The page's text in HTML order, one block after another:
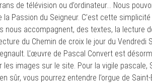
de télévision ou d’ordinateur… Nous
la Passion du Seigneur. C’est cette
nous accompagnent, des textes, la lecture
du Chemin de croix le jour du
L’œuvre de Pascal Convert est
les images sur le site. Pour la vigile pascale,
sûr, vous pourrez entendre l’orgue de